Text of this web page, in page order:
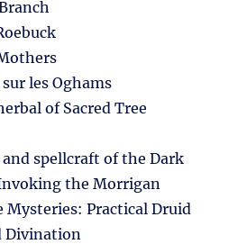
les Oghams
of Sacred Tree
spellcraft of the Dark
the Morrigan
Mysteries: Practical Druid
Divination